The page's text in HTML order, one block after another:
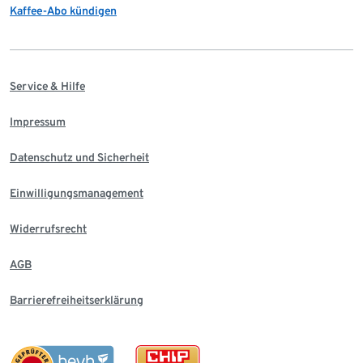
Kaffee-Abo kündigen
Service & Hilfe
Impressum
Datenschutz und Sicherheit
Einwilligungsmanagement
Widerrufsrecht
AGB
Barrierefreiheitserklärung